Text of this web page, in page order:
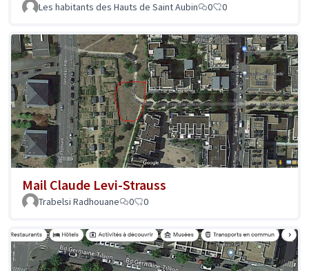
Les habitants des Hauts de Saint Aubin 0 0
Mail Claude Levi-Strauss
Trabelsi Radhouane 0 0